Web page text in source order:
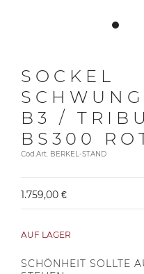
SOCKEL
B3 /
BS300
Cod.Art. BERKEL-STAND
1.759,00 €
AUF LAGER
SCHÖNHEIT SOLLTE